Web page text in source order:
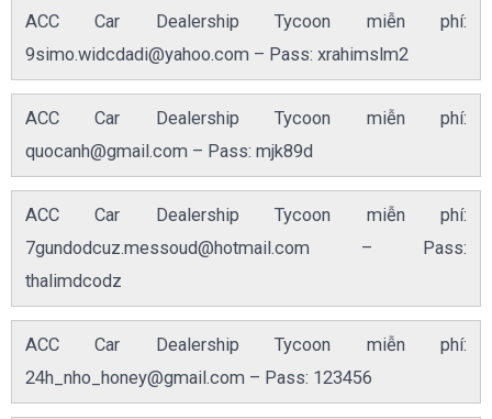
ACC Car Dealership Tycoon miễn phí:
9simo.widcdadi@yahoo.com – Pass: xrahimslm2
ACC Car Dealership Tycoon miễn phí:
quocanh@gmail.com – Pass: mjk89d
ACC Car Dealership Tycoon miễn phí:
7gundodcuz.messoud@hotmail.com – Pass:
thalimdcodz
ACC Car Dealership Tycoon miễn phí:
24h_nho_honey@gmail.com – Pass: 123456